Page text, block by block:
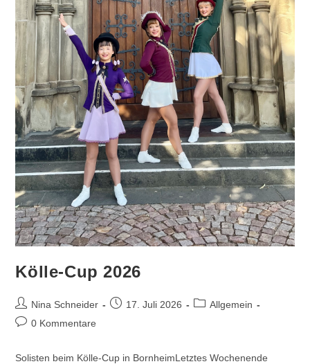
Kölle-Cup 2026
Beitrags-
Autor:
Nina Schneider
Beitrag17. Juli 2026
Beitrags-
Allgemein
Beitrags-
0 Kommentare
Solisten beim Kölle-Cup in BornheimLetztes Wochenende